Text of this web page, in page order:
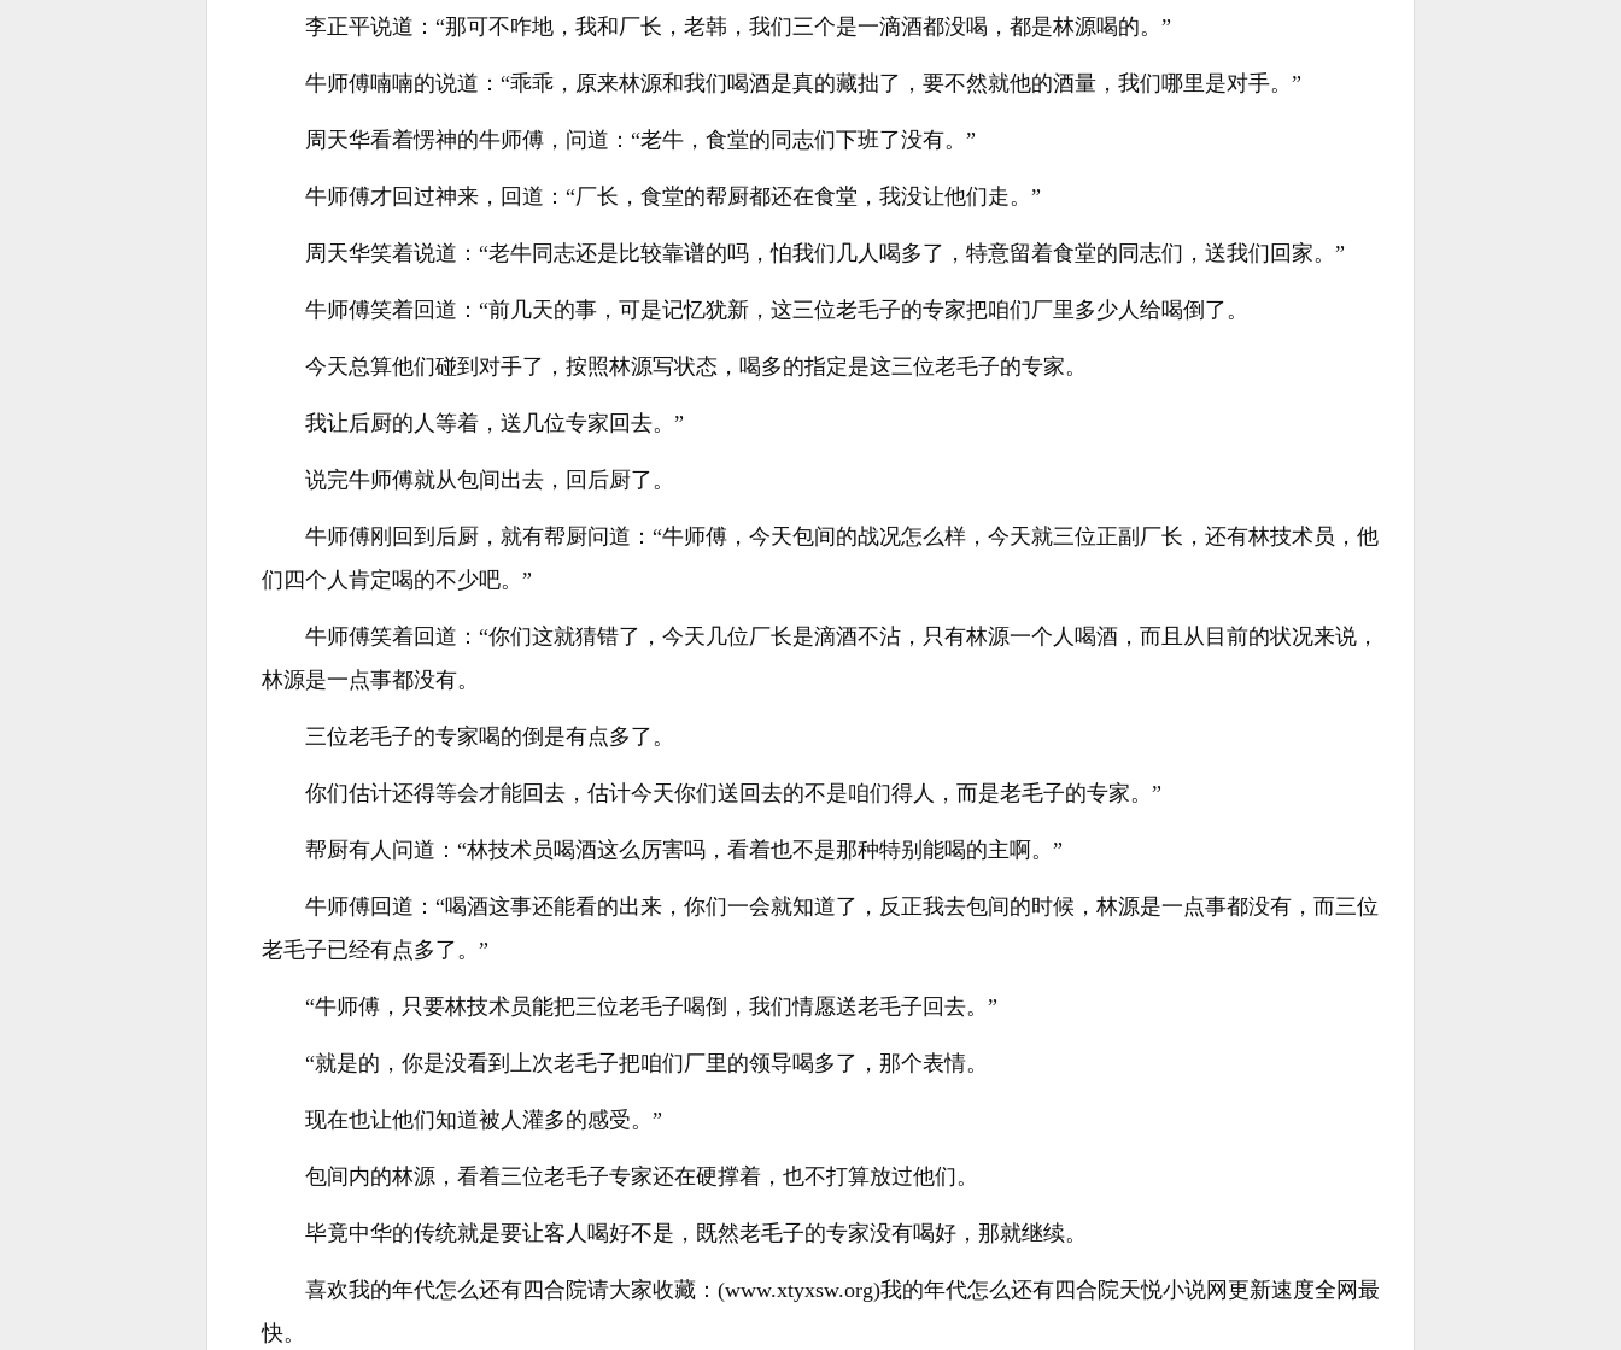
李正平说道：“那可不咋地，我和厂长，老韩，我们三个是一滴酒都没喝，都是林源喝的。”
牛师傅喃喃的说道：“乖乖，原来林源和我们喝酒是真的藏拙了，要不然就他的酒量，我们哪里是对手。”
周天华看着愣神的牛师傅，问道：“老牛，食堂的同志们下班了没有。”
牛师傅才回过神来，回道：“厂长，食堂的帮厨都还在食堂，我没让他们走。”
周天华笑着说道：“老牛同志还是比较靠谱的吗，怕我们几人喝多了，特意留着食堂的同志们，送我们回家。”
牛师傅笑着回道：“前几天的事，可是记忆犹新，这三位老毛子的专家把咱们厂里多少人给喝倒了。
今天总算他们碰到对手了，按照林源写状态，喝多的指定是这三位老毛子的专家。
我让后厨的人等着，送几位专家回去。”
说完牛师傅就从包间出去，回后厨了。
牛师傅刚回到后厨，就有帮厨问道：“牛师傅，今天包间的战况怎么样，今天就三位正副厂长，还有林技术员，他
们四个人肯定喝的不少吧。”
牛师傅笑着回道：“你们这就猜错了，今天几位厂长是滴酒不沾，只有林源一个人喝酒，而且从目前的状况来说，
林源是一点事都没有。
三位老毛子的专家喝的倒是有点多了。
你们估计还得等会才能回去，估计今天你们送回去的不是咱们得人，而是老毛子的专家。”
帮厨有人问道：“林技术员喝酒这么厉害吗，看着也不是那种特别能喝的主啊。”
牛师傅回道：“喝酒这事还能看的出来，你们一会就知道了，反正我去包间的时候，林源是一点事都没有，而三位
老毛子已经有点多了。”
“牛师傅，只要林技术员能把三位老毛子喝倒，我们情愿送老毛子回去。”
“就是的，你是没看到上次老毛子把咱们厂里的领导喝多了，那个表情。
现在也让他们知道被人灌多的感受。”
包间内的林源，看着三位老毛子专家还在硬撑着，也不打算放过他们。
毕竟中华的传统就是要让客人喝好不是，既然老毛子的专家没有喝好，那就继续。
喜欢我的年代怎么还有四合院请大家收藏：(www.xtyxsw.org)我的年代怎么还有四合院天悦小说网更新速度全网最
快。